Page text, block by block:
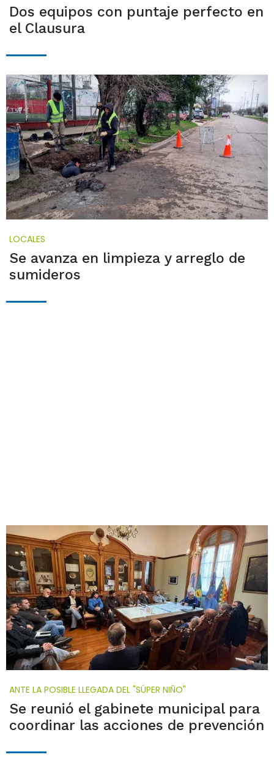
Dos equipos con puntaje perfecto en
el Clausura
LOCALES
Se avanza en limpieza y arreglo de
sumideros
ANTE LA POSIBLE LLEGADA DEL "SÚPER NIÑO"
Se reunió el gabinete municipal para
coordinar las acciones de prevención